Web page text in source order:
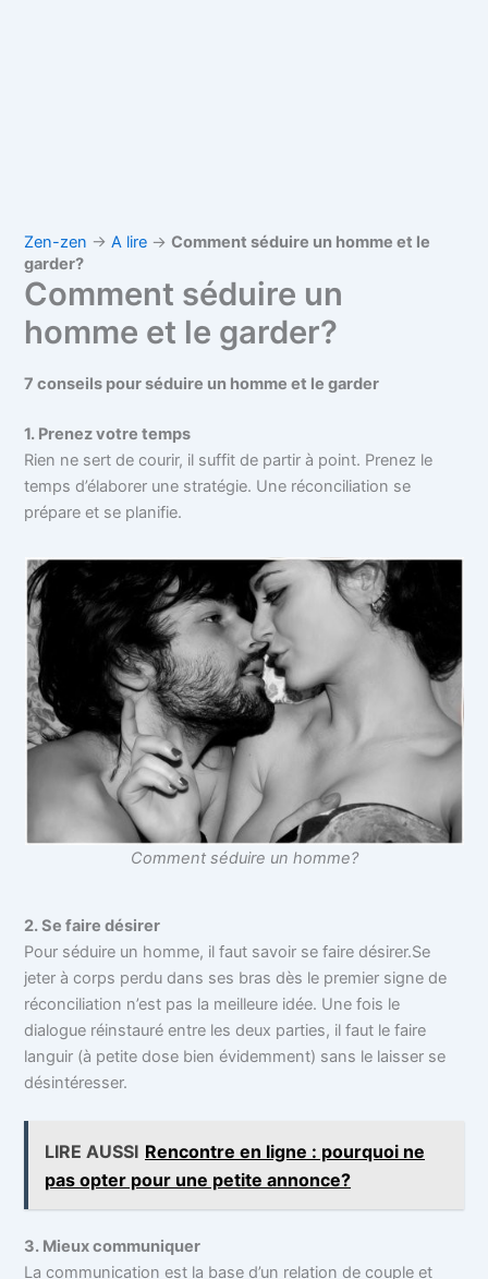
Zen-zen →A lire →Comment séduire un homme et le
garder?
Comment séduire un
homme et le garder?
7 conseils pour séduire un homme et le garder
1. Prenez votre temps
Rien ne sert de courir, il suffit de partir à point. Prenez le
temps d’élaborer une stratégie. Une réconciliation se
prépare et se planifie.
Comment séduire un homme?
2. Se faire désirer
Pour séduire un homme, il faut savoir se faire désirer.Se
jeter à corps perdu dans ses bras dès le premier signe de
réconciliation n’est pas la meilleure idée. Une fois le
dialogue réinstauré entre les deux parties, il faut le faire
languir (à petite dose bien évidemment) sans le laisser se
désintéresser.
LIRE AUSSI Rencontre en ligne : pourquoi ne
pas opter pour une petite annonce?
3. Mieux communiquer
La communication est la base d’un relation de couple et